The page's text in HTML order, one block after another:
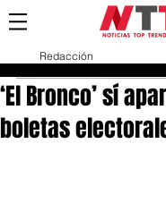
‘El Bronco’ sí
boletas
Redacción